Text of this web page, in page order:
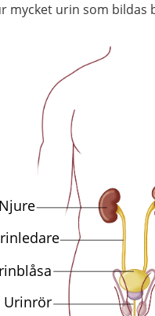
mycket urin som bildas